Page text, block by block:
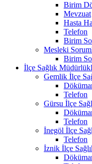
Birim
Mevzuat
Hasta
Telefon
Birim
Mesleki
Birim
İlçe Sağlık
Gemlik İlçe
Telefon
Gürsu İlçe
Telefon
İnegöl İlçe
Telefon
İznik İlçe